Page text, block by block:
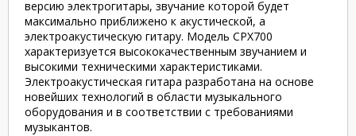
версию электрогитары, звучание которой будет
максимально приближено к акустической, а
электроакустическую гитару. Модель CPX700
характеризуется высококачественным звучанием и
высокими техническими характеристиками.
Электроакустическая гитара разработана на основе
новейших технологий в области музыкального
оборудования и в соответствии с требованиями
музыкантов.